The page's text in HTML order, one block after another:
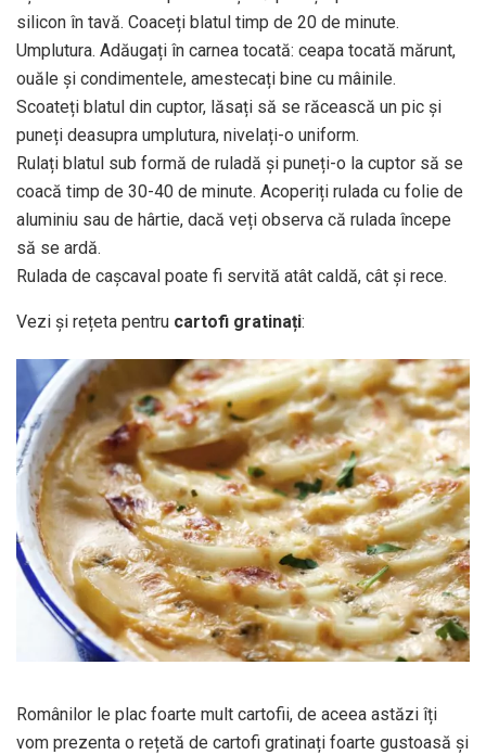
silicon în tavă. Coaceți blatul timp de 20 de minute.
Umplutura. Adăugați în carnea tocată: ceapa tocată mărunt,
ouăle și condimentele, amestecați bine cu mâinile.
Scoateți blatul din cuptor, lăsați să se răcească un pic și
puneți deasupra umplutura, nivelați-o uniform.
Rulați blatul sub formă de ruladă și puneți-o la cuptor să se
coacă timp de 30-40 de minute. Acoperiți rulada cu folie de
aluminiu sau de hârtie, dacă veți observa că rulada începe
să se ardă.
Rulada de cașcaval poate fi servită atât caldă, cât și rece.
Vezi și rețeta pentru cartofi gratinați:
Românilor le plac foarte mult cartofii, de aceea astăzi îți
vom prezenta o rețetă de cartofi gratinați foarte gustoasă și